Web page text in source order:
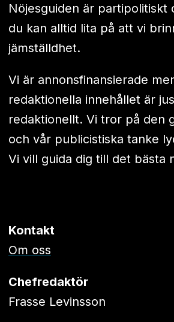
Nöjesguiden är partipolitiskt
du kan alltid lita på att vi
jämställdhet.
Vi är annonsfinansierade
redaktionella innehållet är
redaktionellt. Vi tror på den
och vår publicistiska tanke
Vi vill guida dig till det bästa
Kontakt
Om oss
Chefredaktör
Frasse Levinsson